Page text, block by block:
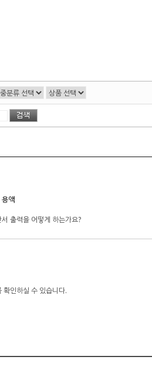
용액
출력을 어떻게 하는가요?
인하실 수 있습니다.